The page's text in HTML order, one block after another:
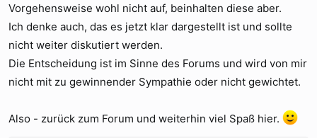
Vorgehensweise wohl nicht auf, beinhalten diese aber.
Ich denke auch, das es jetzt klar dargestellt ist und sollte
nicht weiter diskutiert werden.
Die Entscheidung ist im Sinne des Forums und wird von mir
nicht mit zu gewinnender Sympathie oder nicht gewichtet.
Also - zurück zum Forum und weiterhin viel Spaß hier.